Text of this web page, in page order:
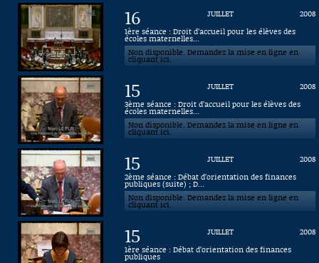
16 JUILLET
2008
1ère séance : Droit d’accueil pour les élèves des
écoles maternelles...
Non disponible. Demandez la mise en ligne en
cliquant ici.
15 JUILLET
2008
3ème séance : Droit d’accueil pour les élèves des
écoles maternelles...
Non disponible. Demandez la mise en ligne en
cliquant ici.
15 JUILLET
2008
2ème séance : Débat d’orientation des finances
publiques (suite) ; D...
Non disponible. Demandez la mise en ligne en
cliquant ici.
15 JUILLET
2008
1ère séance : Débat d’orientation des finances
publiques